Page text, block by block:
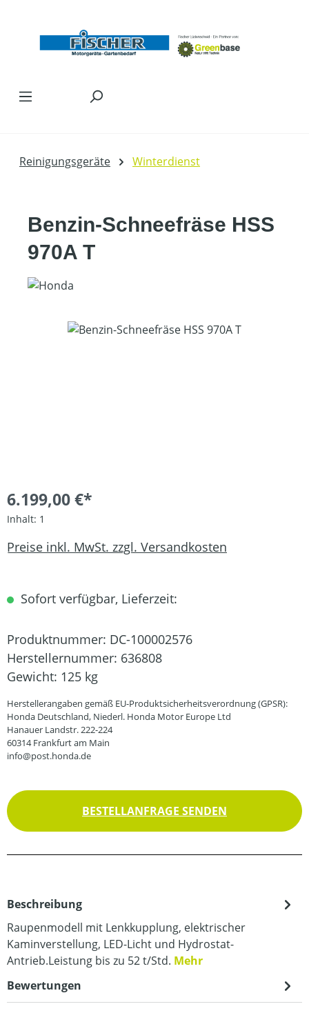
Reinigungsgeräte Winterdienst
Benzin-Schneefräse HSS
970A T
Bildergalerie überspringen
6.199,00 €*
Inhalt: 1
Preise inkl. MwSt. zzgl. Versandkosten
Sofort verfügbar, Lieferzeit:
Produktnummer: DC-100002576
Herstellernummer: 636808
Gewicht: 125 kg
Herstellerangaben gemäß EU-Produktsicherheitsverordnung (GPSR):
Honda Deutschland, Niederl. Honda Motor Europe Ltd
Hanauer Landstr. 222-224
60314 Frankfurt am Main
info@post.honda.de
BESTELLANFRAGE SENDEN
Beschreibung
Raupenmodell mit Lenkkupplung, elektrischer
Kaminverstellung, LED-Licht und Hydrostat-
Antrieb.Leistung bis zu 52 t/Std. Mehr
Bewertungen